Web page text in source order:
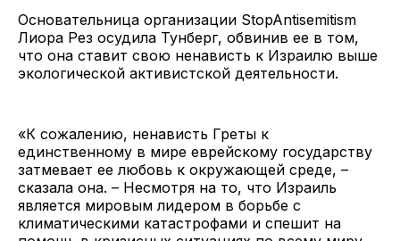
Основательница организации StopAntisemitism
Лиора Рез осудила Тунберг, обвинив ее в том,
что она ставит свою ненависть к Израилю выше
экологической активистской деятельности.
«К сожалению, ненависть Греты к
единственному в мире еврейскому государству
затмевает ее любовь к окружающей среде, –
сказала она. – Несмотря на то, что Израиль
является мировым лидером в борьбе с
климатическими катастрофами и спешит на